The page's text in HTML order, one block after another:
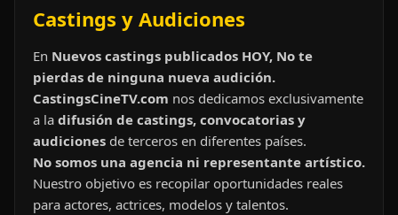
Castings y Audiciones
En Nuevos castings publicados HOY, No te
pierdas de ninguna nueva audición.
CastingsCineTV.com nos dedicamos exclusivamente
a la difusión de castings, convocatorias y
audiciones de terceros en diferentes países.
No somos una agencia ni representante artístico.
Nuestro objetivo es recopilar oportunidades reales
para actores, actrices, modelos y talentos.